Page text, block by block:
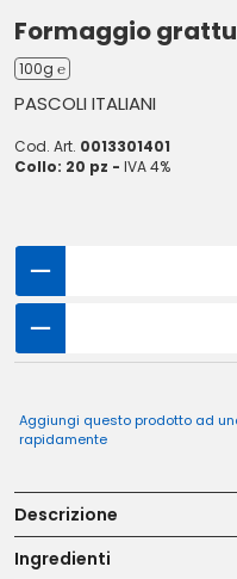
Formaggio
100g ℮
PASCOLI ITALIANI
Cod. Art. 0013301401
Collo: 20 pz - IVA 4%
Aggiungi questo prodotto ad
rapidamente
Descrizione
Ingredienti